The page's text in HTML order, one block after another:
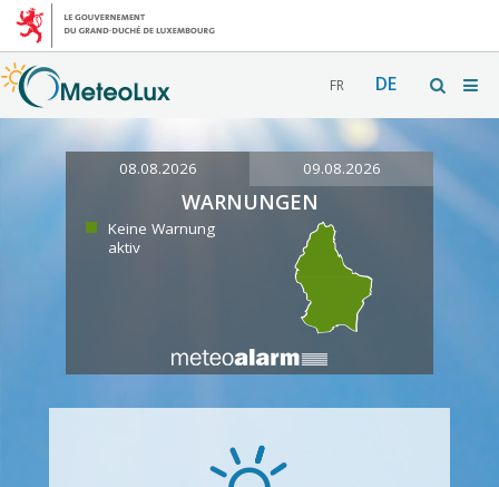
FR DE
08.08.2026 09.08.2026
WARNUNGEN
Keine Warnung
aktiv